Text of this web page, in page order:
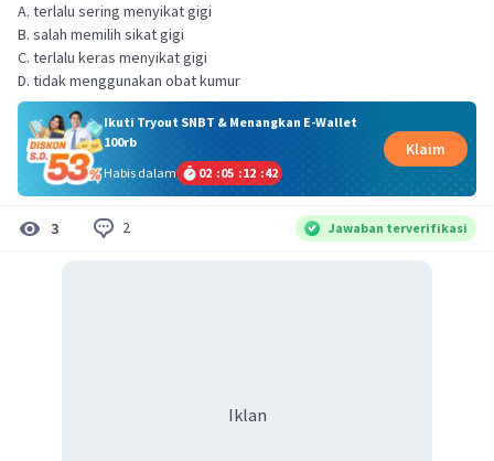
A. terlalu sering menyikat gigi
B. salah memilih sikat gigi
C. terlalu keras menyikat gigi
Ikuti Tryout SNBT & Menangkan E-Wallet
100rb
Habis dalam
02 :05 :12 :42
Klaim
3 2 Jawaban terverifikasi
Iklan